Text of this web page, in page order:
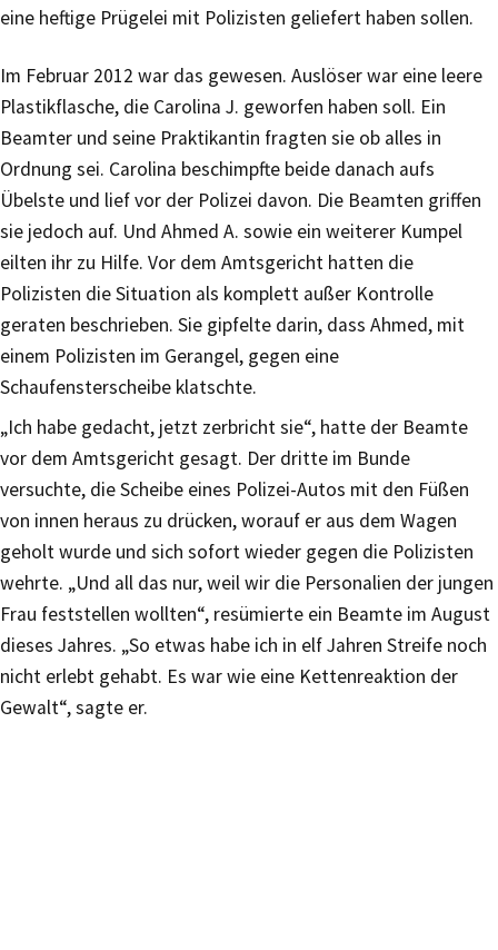
eine heftige Prügelei mit Polizisten geliefert haben sollen.
Im Februar 2012 war das gewesen. Auslöser war eine leere
Plastikflasche, die Carolina J. geworfen haben soll. Ein
Beamter und seine Praktikantin fragten sie ob alles in
Ordnung sei. Carolina beschimpfte beide danach aufs
Übelste und lief vor der Polizei davon. Die Beamten griffen
sie jedoch auf. Und Ahmed A. sowie ein weiterer Kumpel
eilten ihr zu Hilfe. Vor dem Amtsgericht hatten die
Polizisten die Situation als komplett außer Kontrolle
geraten beschrieben. Sie gipfelte darin, dass Ahmed, mit
einem Polizisten im Gerangel, gegen eine
Schaufensterscheibe klatschte.
„Ich habe gedacht, jetzt zerbricht sie“, hatte der Beamte
vor dem Amtsgericht gesagt. Der dritte im Bunde
versuchte, die Scheibe eines Polizei-Autos mit den Füßen
von innen heraus zu drücken, worauf er aus dem Wagen
geholt wurde und sich sofort wieder gegen die Polizisten
wehrte. „Und all das nur, weil wir die Personalien der jungen
Frau feststellen wollten“, resümierte ein Beamte im August
dieses Jahres. „So etwas habe ich in elf Jahren Streife noch
nicht erlebt gehabt. Es war wie eine Kettenreaktion der
Gewalt“, sagte er.